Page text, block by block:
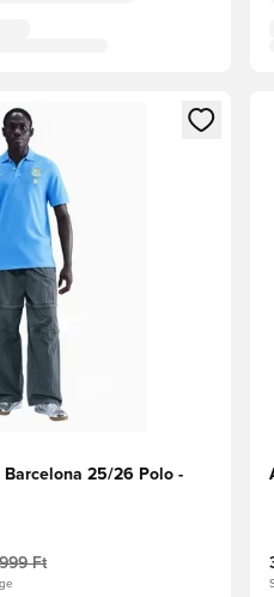
regisztrációhoz
a bejelentkezéshez
Barcelona 25/26 Polo -
Ft